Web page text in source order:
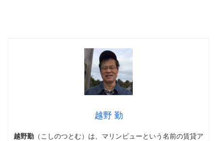
越野 勤
越野勤 （こしのつとむ）は、マリンビューという名前の賃貸ア